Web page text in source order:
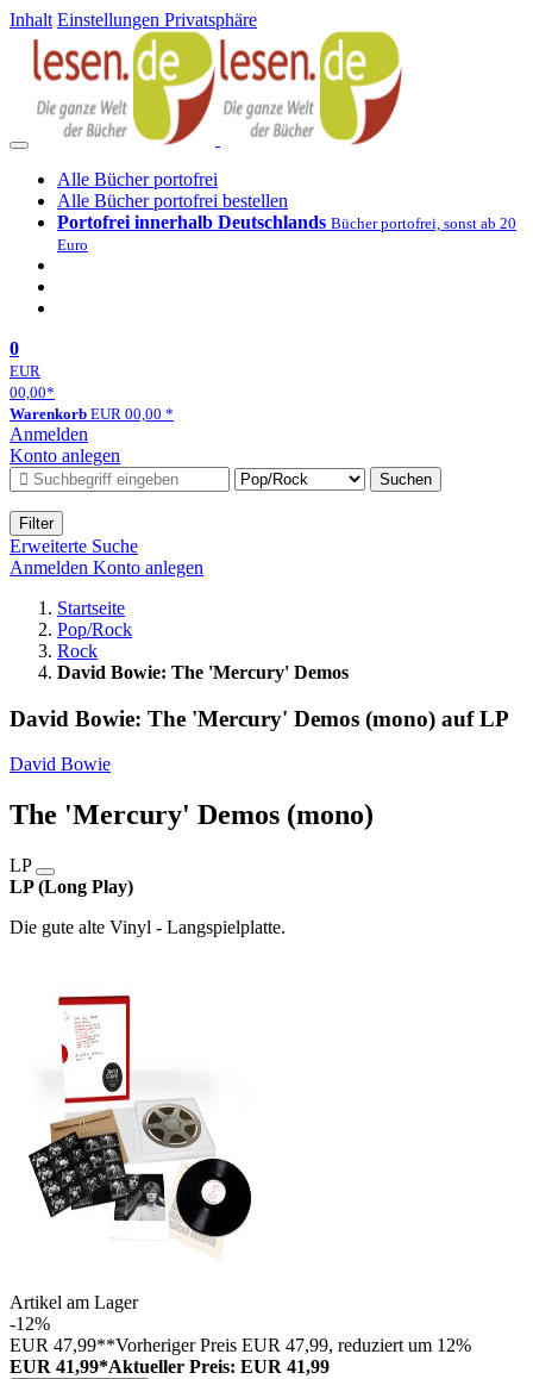
Inhalt Einstellungen Privatsphäre
Alle Bücher portofrei
Alle Bücher portofrei bestellen
Portofrei innerhalb Deutschlands Bücher portofrei, sonst ab 20
Euro
0
EUR
00,00*
Warenkorb EUR 00,00 *
Anmelden
Konto anlegen
Suchen
Filter
Erweiterte Suche
Anmelden Konto anlegen
Startseite
Pop/Rock
Rock
David Bowie: The 'Mercury' Demos
David Bowie: The 'Mercury' Demos (mono) auf LP
David Bowie
The 'Mercury' Demos (mono)
LP
LP (Long Play)
Die gute alte Vinyl - Langspielplatte.
Artikel am Lager
-12%
EUR 47,99**Vorheriger Preis EUR 47,99, reduziert um 12%
EUR 41,99*Aktueller Preis: EUR 41,99